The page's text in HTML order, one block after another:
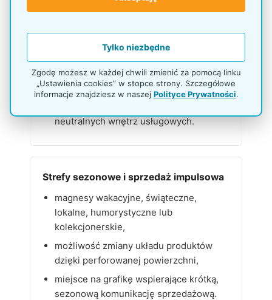
małe tabliczki i lokalne gadżety,
ekspozycja przy recepcji lub przy kasie
jako produkt dodatkowy,
neutralnych wnętrz usługowych.
Strefy sezonowe i sprzedaż impulsowa
magnesy wakacyjne, świąteczne,
lokalne, humorystyczne lub
kolekcjonerskie,
możliwość zmiany układu produktów
dzięki perforowanej powierzchni,
miejsce na grafikę wspierające krótką,
sezonową komunikację sprzedażową.
Tylko niezbędne
Zgodę możesz w każdej chwili zmienić za pomocą linku
„Ustawienia cookies” w stopce strony. Szczegółowe
informacje znajdziesz w naszej Polityce Prywatności.